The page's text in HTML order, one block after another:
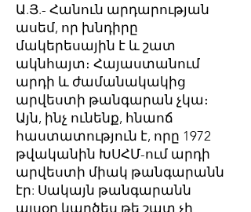
Ա.Յ.- Հանուն արդարության
ասեմ, որ խնդիրը
մակերեսային է և շատ
ակնհայտ։ Հայաստանում
արդի և ժամանակակից
արվեստի թանգարան չկա։
Այն, ինչ ունենք, հնաոճ
հաստատություն է, որը 1972
թվականին ԽՍՀՄ-ում արդի
արվեստի միակ թանգարանն
էր: Սակայն թանգարանն
այսօր կարծես թե շատ չի